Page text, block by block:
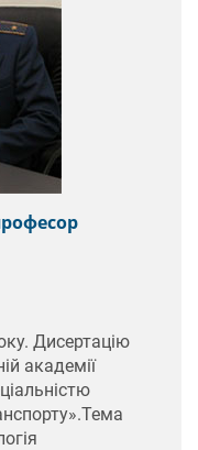
Дисертацію
академії